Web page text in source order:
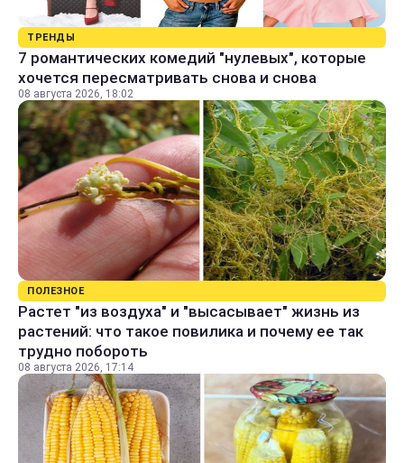
ТРЕНДЫ
7 романтических комедий "нулевых", которые
хочется пересматривать снова и снова
08 августа 2026, 18:02
ПОЛЕЗНОЕ
Растет "из воздуха" и "высасывает" жизнь из
растений: что такое повилика и почему ее так
трудно побороть
08 августа 2026, 17:14